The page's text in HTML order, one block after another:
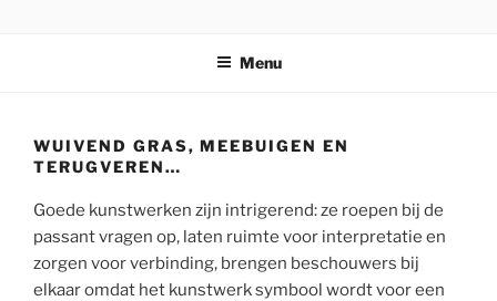
Menu
WUIVEND GRAS, MEEBUIGEN EN
TERUGVEREN…
Goede kunstwerken zijn intrigerend: ze roepen bij de
passant vragen op, laten ruimte voor interpretatie en
zorgen voor verbinding, brengen beschouwers bij
elkaar omdat het kunstwerk symbool wordt voor een